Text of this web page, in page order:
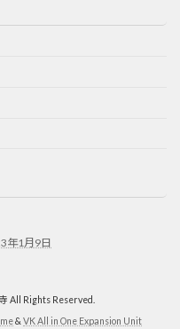
年1月9日
Rights Reserved.
& VK All in One Expansion Unit